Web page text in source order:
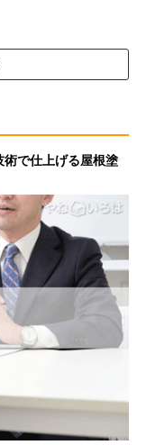
で仕上げる屋根塗